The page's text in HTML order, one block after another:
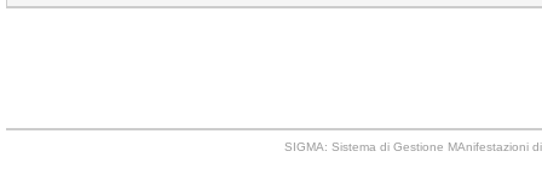
SIGMA: Sistema di Gestione MAnifestazioni